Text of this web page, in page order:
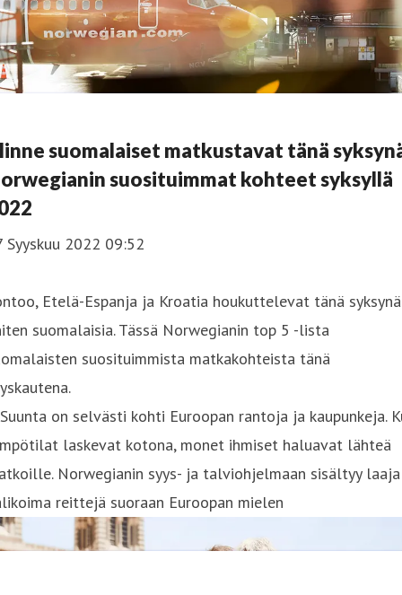
suomalaiset matkustavat tänä
suosituimmat kohteet syksyllä
Syyskuu 2022 09:52
Etelä-Espanja ja Kroatia houkuttelevat tänä syksynä
suomalaisia. Tässä Norwegianin top 5 -lista
suosituimmista matkakohteista tänä
on selvästi kohti Euroopan rantoja ja kaupunkeja.
laskevat kotona, monet ihmiset haluavat lähteä
Norwegianin syys- ja talviohjelmaan sisältyy laaja
reittejä suoraan Euroopan mielen